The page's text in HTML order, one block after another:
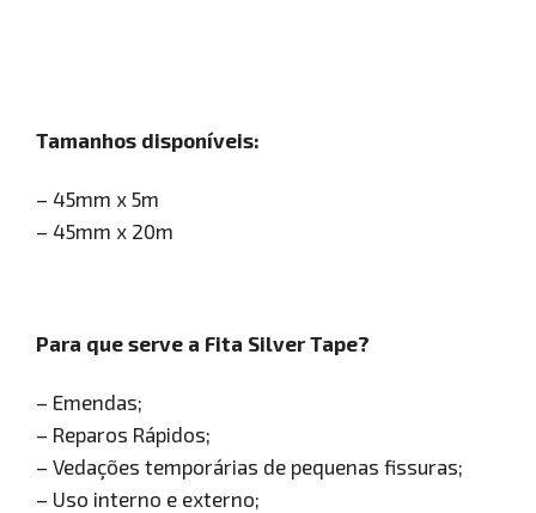
Tamanhos disponíveis:
– 45mm x 5m
– 45mm x 20m
Para que serve a Fita Silver Tape?
– Emendas;
– Reparos Rápidos;
– Vedações temporárias de pequenas fissuras;
– Uso interno e externo;